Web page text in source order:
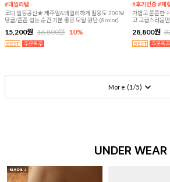
#데일리템
코디 일등공신★ 캐주얼&데일리하게 활용도 200%!
탱글/쫀쫀 입는 순간 기분 좋은 모달 원단 (8color)
15,200원 16,800원 10%
#후기인증 #체
가볍고 쫀쫀한
고 고급스러움
28,800원
More (1 /5)
UNDER WEAR